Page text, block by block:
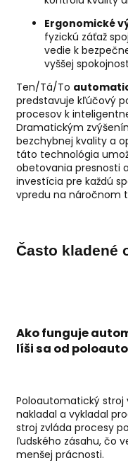
Ergonomické
fyzickú záťaž
vedie k
vyššej
Ten/Tá/To
predstavuje kľúčový
procesov k
Dramatickým
bezchybnej kvality a
táto technológia
obetovania presnosti
investícia pre každú
vpredu na náročnom
Často kladené
Ako funguje
líši sa od
Poloautomatický stroj
nakladal a vykladal
stroj zvláda procesy
ľudského zásahu, čo
menšej prácnosti.